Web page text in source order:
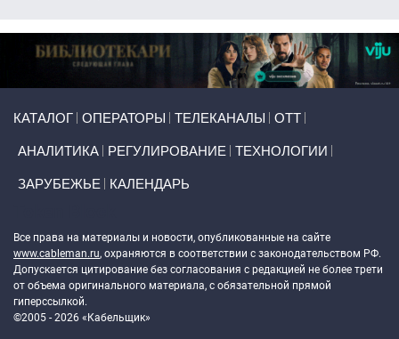
КАТАЛОГ ОПЕРАТОРЫ ТЕЛЕКАНАЛЫ ОТТ
АНАЛИТИКА РЕГУЛИРОВАНИЕ ТЕХНОЛОГИИ
ЗАРУБЕЖЬЕ КАЛЕНДАРЬ
Все права на материалы и новости, опубликованные на сайте
www.cableman.ru, охраняются в соответствии с законодательством РФ.
Допускается цитирование без согласования с редакцией не более трети
от объема оригинального материала, с обязательной прямой
гиперссылкой.
©2005 - 2026 «Кабельщик»